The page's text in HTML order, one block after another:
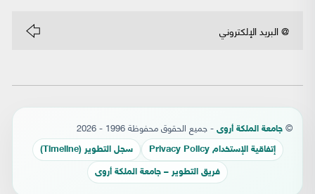
© جامعة الملكة أروى - جميع الحقوق محفوظة 1996 - 2026
إتفاقية الإستخدام Privacy Policy سجل التطوير (Timeline)
فريق التطوير – جامعة الملكة أروى